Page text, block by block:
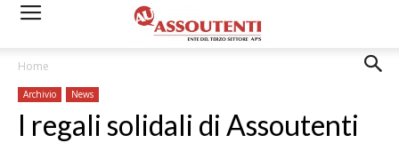
Home
Archivio News
I regali solidali di Assoutenti